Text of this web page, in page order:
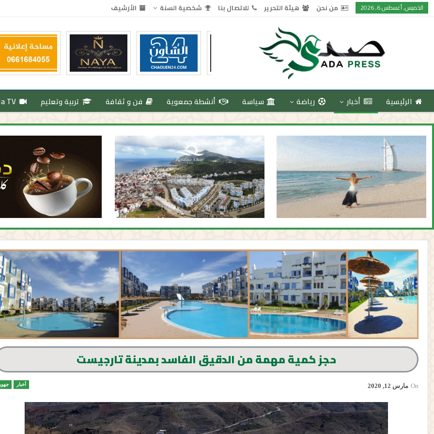
الخميس, أغسطس 6, 2026 من نحن هيئة التحرير للاتصال بنا شخصية السنة الأرشيف
الرئيسية أخبار رياضة سياسة أنشطة جمعوية فن و ثقافة تربية وتعليم TV
حجز كمية مهمة من الدقيق الفاسد بمدينة تارجيست
أخبار On مارس 12, 2020